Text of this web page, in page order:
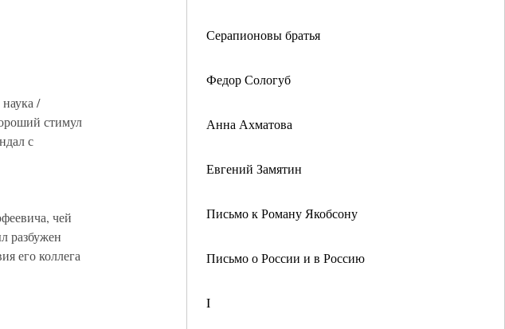
Серапионовы братья
Федор Сологуб
Анна Ахматова
Евгений Замятин
Письмо к Роману Якобсону
Письмо о России и в Россию
I
/
стимул
с
чей
разбужен
его коллега